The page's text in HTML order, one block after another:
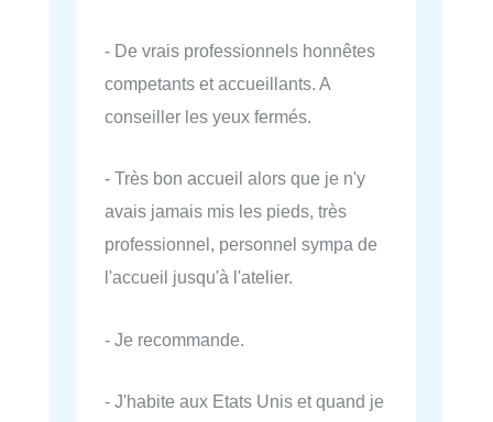
- De vrais professionnels honnêtes
competants et accueillants. A
conseiller les yeux fermés.
- Très bon accueil alors que je n'y
avais jamais mis les pieds, très
professionnel, personnel sympa de
l'accueil jusqu'à l'atelier.
- Je recommande.
- J'habite aux Etats Unis et quand je